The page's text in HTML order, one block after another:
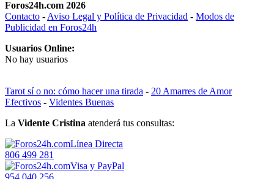
Foros24h.com 2026
Contacto - Aviso Legal y Política de Privacidad - Modos de
Publicidad en Foros24h
Usuarios Online:
No hay usuarios
Tarot sí o no: cómo hacer una tirada - 20 Amarres de Amor
Efectivos - Videntes Buenas
La Vidente Cristina atenderá tus consultas:
Línea Directa
806 499 281
Visa y PayPal